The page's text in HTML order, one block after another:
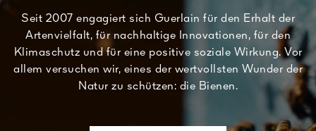
Seit 2007 engagiert sich Guerlain für den Erhalt der
Artenvielfalt, für nachhaltige Innovationen, für den
Klimaschutz und für eine positive soziale Wirkung. Vor
allem versuchen wir, eines der wertvollsten Wunder der
Natur zu schützen: die Bienen.